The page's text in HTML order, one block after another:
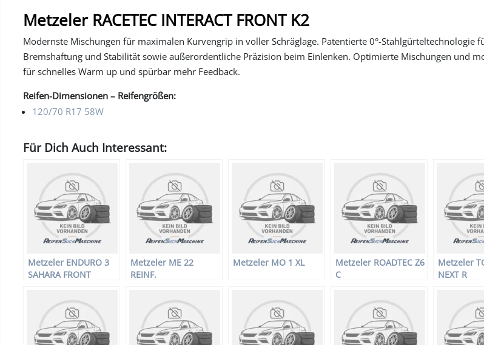
Metzeler RACETEC INTERACT FRONT K2
Modernste Mischungen für maximalen Kurvengrip in voller Schräglage. Patentierte 0°-Stahlgürteltechnologie
Bremshaftung und Stabilität sowie außerordentliche Präzision beim Einlenken. Optimierte Mischungen und
für schnelles Warm up und spürbar mehr Feedback.
Reifen-Dimensionen – Reifengrößen:
120/70 R17 58W
Für Dich Auch Interessant:
Metzeler ENDURO 3
SAHARA FRONT
Metzeler ME 22
REINF.
Metzeler MO 1 XL
Metzeler ROADTEC Z6
C
Metzeler
NEXT R